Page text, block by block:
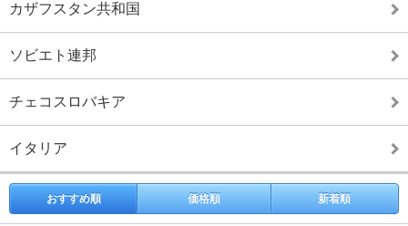
カザフスタン共和国
ソビエト連邦
チェコスロバキア
イタリア
おすすめ順 価格順 新着順